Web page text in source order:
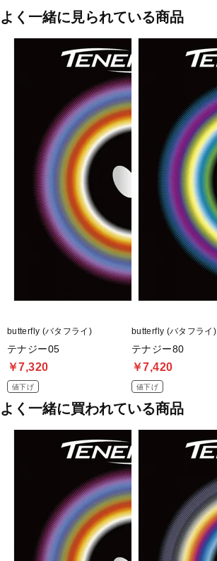
レッド(20:アカ)
■スピード:11-
■スピン:14+
■硬度:47-52
■生産国:ドイツ
■2022年モデル
■メーカー型番：B87
よく一緒に見られている商品
butterfly (バタフライ)
テナジー05
￥7,320
値下げ
butterfly (バタフライ)
テナジー80
￥7,420
値下げ
よく一緒に買われている商品